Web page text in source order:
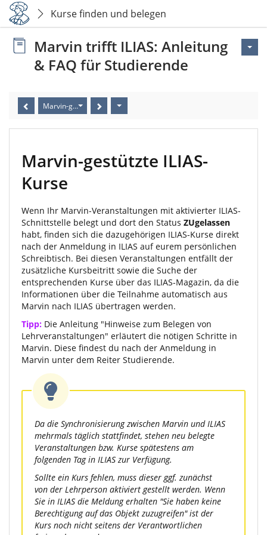
Kurse finden und belegen
Marvin trifft ILIAS: Anleitung
& FAQ für Studierende
Marvin-gestützte ILIAS-Kurse
Marvin-gestützte ILIAS-
Kurse
Wenn Ihr Marvin-Veranstaltungen mit aktivierter ILIAS-
Schnittstelle belegt und dort den Status ZUgelassen
habt, finden sich die dazugehörigen ILIAS-Kurse direkt
nach der Anmeldung in ILIAS auf eurem persönlichen
Schreibtisch. Bei diesen Veranstaltungen entfällt der
zusätzliche Kursbeitritt sowie die Suche der
entsprechenden Kurse über das ILIAS-Magazin, da die
Informationen über die Teilnahme automatisch aus
Marvin nach ILIAS übertragen werden.
Tipp: Die Anleitung "Hinweise zum Belegen von
Lehrveranstaltungen" erläutert die nötigen Schritte in
Marvin. Diese findest du nach der Anmeldung in
Marvin unter dem Reiter Studierende.
Da die Synchronisierung zwischen Marvin und ILIAS
mehrmals täglich stattfindet, stehen neu belegte
Veranstaltungen bzw. Kurse spätestens am
folgenden Tag in ILIAS zur Verfügung.
Sollte ein Kurs fehlen, muss dieser ggf. zunächst
von der Lehrperson aktiviert gestellt werden. Wenn
Sie in ILIAS die Meldung erhalten "Sie haben keine
Berechtigung auf das Objekt zuzugreifen" ist der
Kurs noch nicht seitens der Verantwortlichen